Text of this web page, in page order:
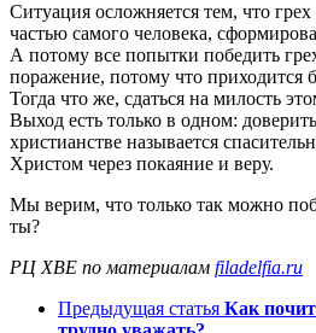
Ситуация осложняется тем, что
частью самого человека,
А потому все попытки победить
поражение, потому что приходится
Тогда что же, сдаться на милость
Выход есть только в одном:
христианстве называется
Христом через покаяние и веру.
Мы верим, что только так можно
ты?
РЦ ХВЕ по материалам filadelfia.ru
Предыдущая статья Как